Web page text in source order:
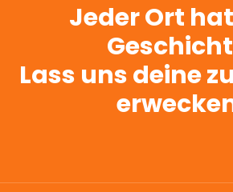
Jeder Ort
Lass uns deine